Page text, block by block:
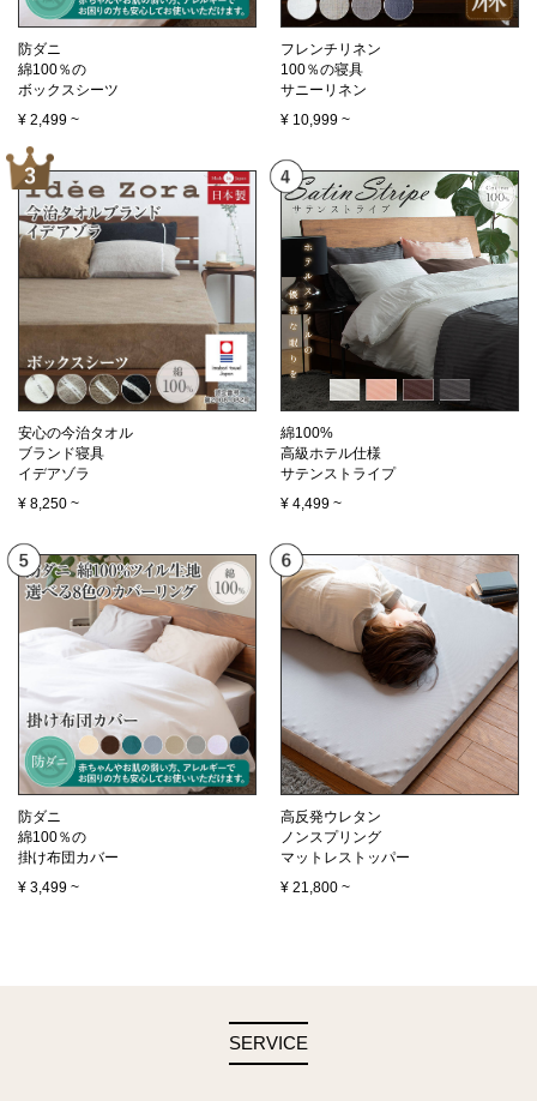
防ダニ
綿100％の
ボックスシーツ
¥ 2,499 ~
フレンチリネン
100％の寝具
サニーリネン
¥ 10,999 ~
安心の今治タオル
ブランド寝具
イデアゾラ
¥ 8,250 ~
綿100%
高級ホテル仕様
サテンストライプ
¥ 4,499 ~
防ダニ
綿100％の
掛け布団カバー
¥ 3,499 ~
高反発ウレタン
ノンスプリング
マットレストッパー
¥ 21,800 ~
SERVICE